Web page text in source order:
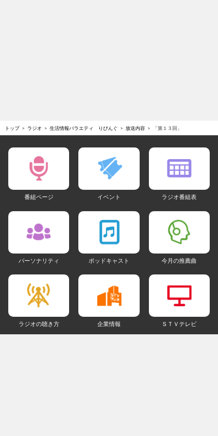
トップ ラジオ 生活情報バラエティ りびんぐ 放送内容 「第１３回」
番組ページ イベント ラジオ番組表
パーソナリティ ポッドキャスト 今月の推薦曲
ラジオの聴き方 企業情報 ＳＴＶテレビ